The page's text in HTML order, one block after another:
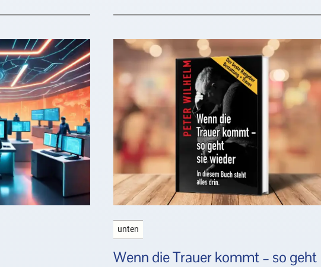
unten
Wenn die Trauer kommt – so geht